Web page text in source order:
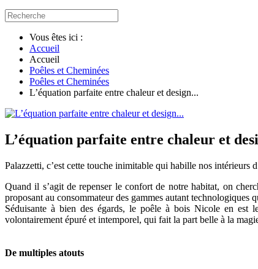
Vous êtes ici :
Accueil
Accueil
Poêles et Cheminées
Poêles et Cheminées
L’équation parfaite entre chaleur et design...
L’équation parfaite entre chaleur et
Palazzetti, c’est cette touche inimitable qui habille nos
Quand il s’agit de repenser le confort de notre habitat, on
proposant au consommateur des gammes autant technologiques
Séduisante à bien des égards, le poêle à bois Nicole en est
volontairement épuré et intemporel, qui fait la part belle à la
De multiples atouts